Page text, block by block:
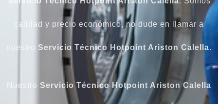
calidad y precio económico, no dude en llamar a
nuestro Servicio Técnico Hotpoint Ariston Calella.
Nuestro Servicio Técnico Hotpoint Ariston Calella